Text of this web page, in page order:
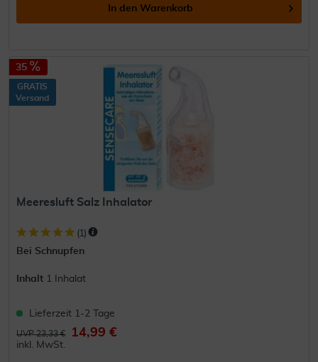
In den Warenkorb
35
GRATIS
Versand
Meeresluft Salz Inhalator
(1)
Bei Schnupfen
Inhalt 1 Inhalat
Lieferzeit 1-2 Tage
UVP 23,33 € 14,99 €
inkl. MwSt.